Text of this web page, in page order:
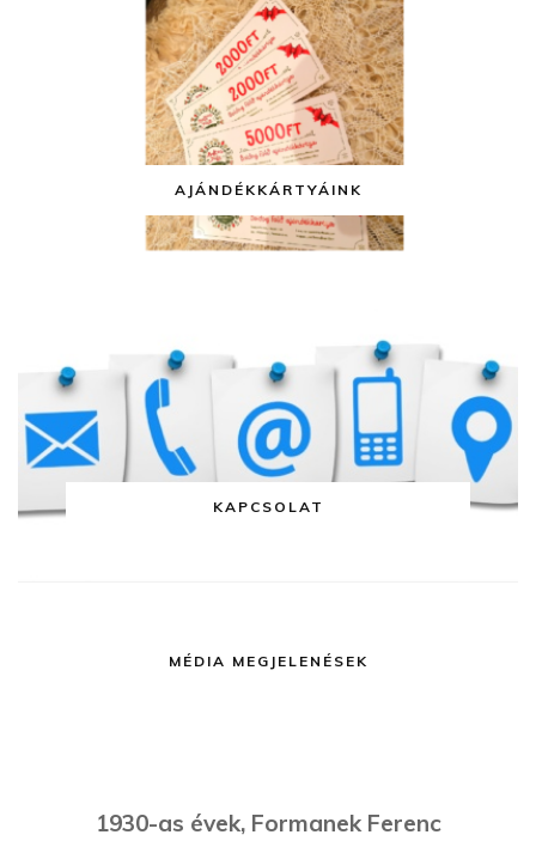
AJÁNDÉKKÁRTYÁINK
KAPCSOLAT
MÉDIA MEGJELENÉSEK
1930-as évek, Formanek Ferenc